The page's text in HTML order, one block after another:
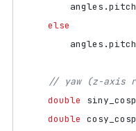
angles .pitch
else
angles .pitch
double
siny_cosp
double cosy_cosp